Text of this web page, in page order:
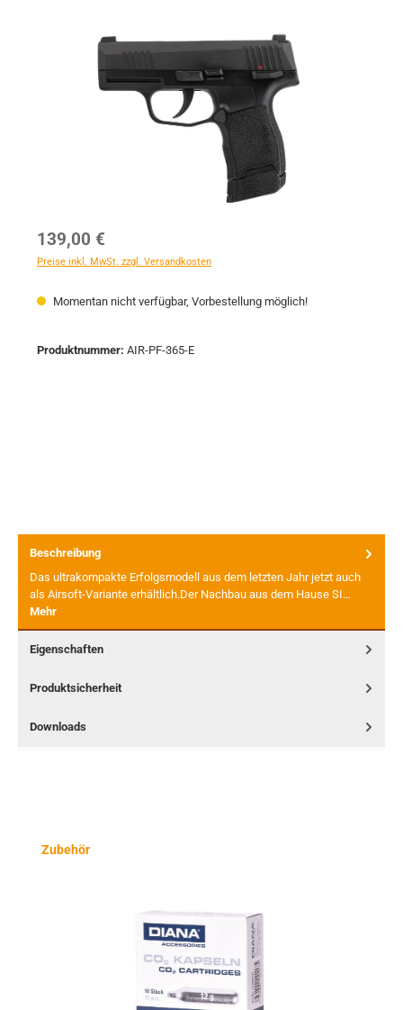
Regulärer Preis:
139,00 €
Preise inkl. MwSt. zzgl. Versandkosten
Momentan nicht verfügbar, Vorbestellung möglich!
Produktnummer: AIR-PF-365-E
Beschreibung
Das ultrakompakte Erfolgsmodell aus dem letzten Jahr jetzt auch
als Airsoft-Variante erhältlich.Der Nachbau aus dem Hause SI…
Mehr
Eigenschaften
Produktsicherheit
Downloads
Produktgalerie überspringen
Zubehör